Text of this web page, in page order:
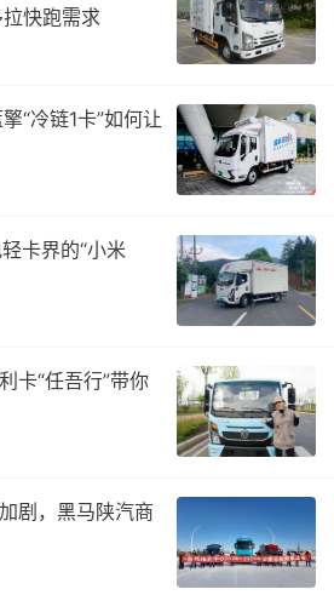
快跑需求
“冷链1卡”如何让
卡界的“小米
卡“任吾行”带你
剧，黑马陕汽商